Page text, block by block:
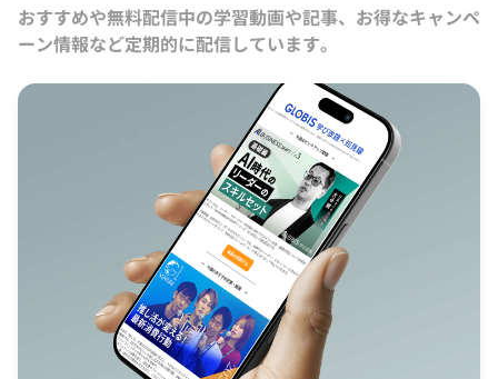
おすすめや無料配信中の学習動画や記事、お得なキャンペ
ーン情報など定期的に配信しています。